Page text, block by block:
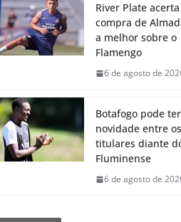
River Plate acerta
compra de
a melhor sobre o
Flamengo
6 de agosto de
Botafogo pode ter
novidade entre os
titulares diante
Fluminense
6 de agosto de